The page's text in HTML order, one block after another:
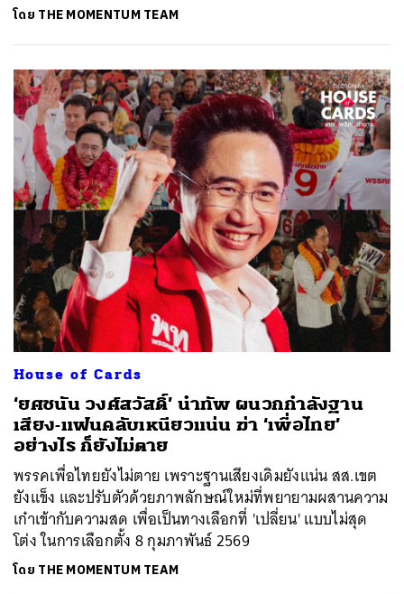
โดย THE MOMENTUM TEAM
House of Cards
‘ยศชนัน วงศ์สวัสดิ์’ นำทัพ ผนวกกำลังฐาน
เสียง-แฟนคลับเหนียวแน่น ฆ่า ‘เพื่อไทย’
อย่างไร ก็ยังไม่ตาย
พรรคเพื่อไทยยังไม่ตาย เพราะฐานเสียงเดิมยังแน่น สส.เขต
ยังแข็ง และปรับตัวด้วยภาพลักษณ์ใหม่ที่พยายามผสานความ
เก๋าเข้ากับความสด เพื่อเป็นทางเลือกที่ 'เปลี่ยน' แบบไม่สุด
โต่ง ในการเลือกตั้ง 8 กุมภาพันธ์ 2569
โดย THE MOMENTUM TEAM